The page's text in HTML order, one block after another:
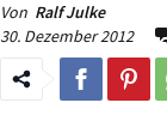
Von Ralf Julke
30. Dezember 2012